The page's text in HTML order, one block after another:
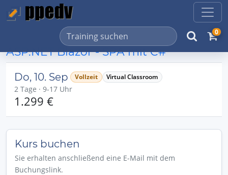
0
ASP.NET Blazor - SPA mit C#
Do, 10. Sep Vollzeit Virtual Classroom
2 Tage · 9-17 Uhr
1.299 €
Kurs buchen
Sie erhalten anschließend eine E-Mail mit dem
Buchungslink.